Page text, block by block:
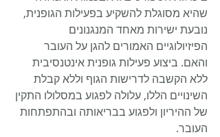
שהיא מסוגלת להשקיע בפעילות הגופנית,
נובעת ישירות מאחד המנגנונים
הפיזיולוגיים האמורים להגן על העובר
והאם. ביצוע פעילות גופנית אינטנסיבית
ללא הקשבה לדרישות הגוף וללא קבלת
השינויים הללו, עלולה לפגוע במסלולו התקין
של ההיריון ולפגוע בבריאותה ובהתפתחות
העובר.